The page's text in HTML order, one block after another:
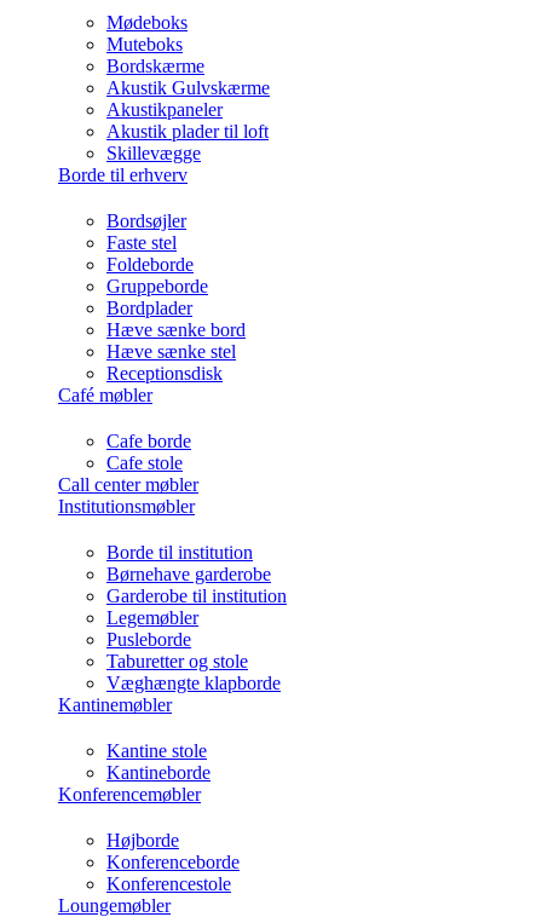
Mødeboks
Muteboks
Bordskærme
Akustik Gulvskærme
Akustikpaneler
Akustik plader til loft
Skillevægge
Borde til erhverv
Bordsøjler
Faste stel
Foldeborde
Gruppeborde
Bordplader
Hæve sænke bord
Hæve sænke stel
Receptionsdisk
Café møbler
Cafe borde
Cafe stole
Call center møbler
Institutionsmøbler
Borde til institution
Børnehave garderobe
Garderobe til institution
Legemøbler
Pusleborde
Taburetter og stole
Væghængte klapborde
Kantinemøbler
Kantine stole
Kantineborde
Konferencemøbler
Højborde
Konferenceborde
Konferencestole
Loungemøbler